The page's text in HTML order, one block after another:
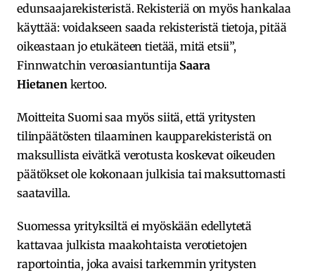
edunsaajarekisteristä. Rekisteriä on myös hankalaa
käyttää: voidakseen saada rekisteristä tietoja, pitää
oikeastaan jo etukäteen tietää, mitä etsii”,
Finnwatchin veroasiantuntija Saara
Hietanen kertoo.
Moitteita Suomi saa myös siitä, että yritysten
tilinpäätösten tilaaminen kaupparekisteristä on
maksullista eivätkä verotusta koskevat oikeuden
päätökset ole kokonaan julkisia tai maksuttomasti
saatavilla.
Suomessa yrityksiltä ei myöskään edellytetä
kattavaa julkista maakohtaista verotietojen
raportointia, joka avaisi tarkemmin yritysten